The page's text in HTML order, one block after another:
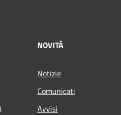
NOVITÀ
Notizie
Comunicati
Avvisi